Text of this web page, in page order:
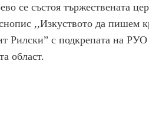
се състоя тържествената
,,Изкуството да пишем
с подкрепата на РУО
област.